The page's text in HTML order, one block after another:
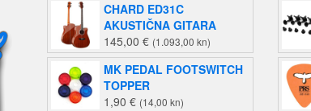
CHARD ED31C
AKUSTIČNA GITARA
145,00 € (1.093,00 kn)
MK PEDAL FOOTSWITCH
TOPPER
1,90 € (14,00 kn)